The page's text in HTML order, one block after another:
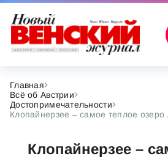
Главная
Всё об Австрии
Достопримечательности
Клопайнерзее – самое теплое озеро
Клопайнерзее –